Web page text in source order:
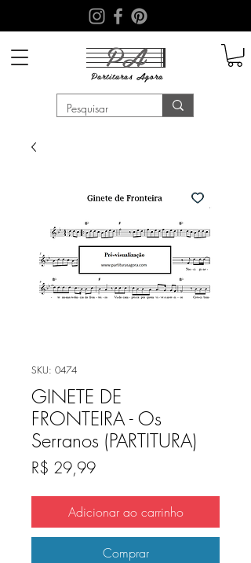
PA
Partituras Agora
SKU: 0474
GINETE DE
FRONTEIRA - Os
Serranos (PARTITURA)
R$ 29,99Preço
Adicionar ao carrinho
Comprar